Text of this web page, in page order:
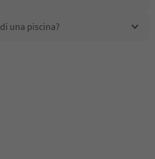
una piscina?
domestici?
presso Hotel
ricevono l'Alto Adige Guest